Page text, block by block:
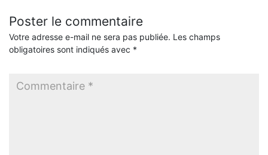
Poster le commentaire
Votre adresse e-mail ne sera pas publiée. Les champs
obligatoires sont indiqués avec *